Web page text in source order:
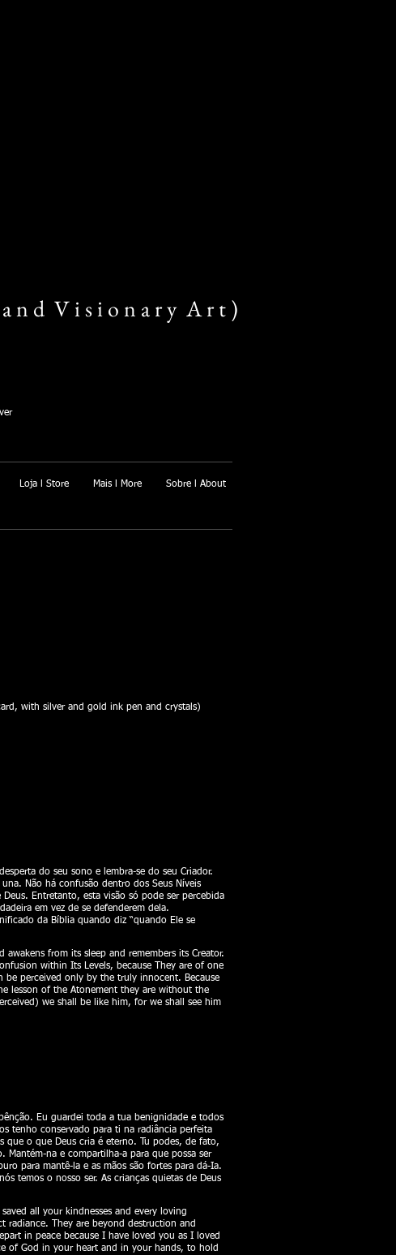
n d V i s i o n a r y A r t )​
Loja l Store Mais l More Sobre l About
with silver and gold ink pen and crystals)
do seu sono e lembra-se do seu Criador.
Não há confusão dentro dos Seus Níveis
Entretanto, esta visão só pode ser percebida
em vez de se defenderem dela.
da Bíblia quando diz “quando Ele se
from its sleep and remembers its Creator.
within Its Levels, because They are of one
be perceived only by the truly innocent. Because
lesson of the Atonement they are without the
we shall be like him, for we shall see him
Eu guardei toda a tua benignidade e todos
tenho conservado para ti na radiância perfeita
que o que Deus cria é eterno. Tu podes, de fato,
na e compartilha-a para que possa ser
para mantê-la e as mãos são fortes para dá-Ia.
temos o nosso ser. As crianças quietas de Deus
all your kindnesses and every loving
They are beyond destruction and
in peace because I have loved you as I loved
of God in your heart and in your hands, to hold